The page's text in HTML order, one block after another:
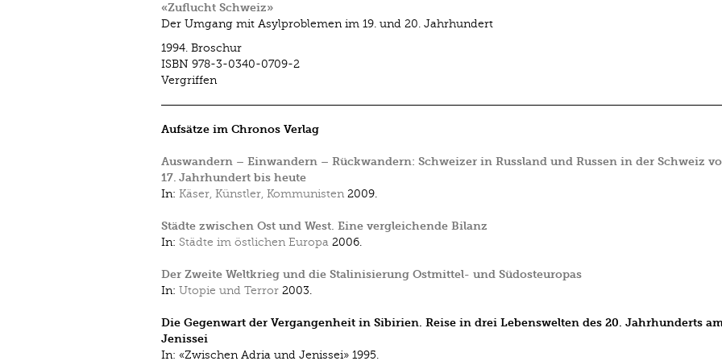
«Zuflucht Schweiz»
Der Umgang mit Asylproblemen im 19. und 20. Jahrhundert
1994. Broschur
ISBN 978-3-0340-0709-2
Vergriffen
Aufsätze im Chronos Verlag
Auswandern – Einwandern – Rückwandern: Schweizer in Russland und Russen in der Schweiz
17. Jahrhundert bis heute
In: Käser, Künstler, Kommunisten 2009.
Städte zwischen Ost und West. Eine vergleichende Bilanz
In: Städte im östlichen Europa 2006.
Der Zweite Weltkrieg und die Stalinisierung Ostmittel- und Südosteuropas
In: Utopie und Terror 2003.
Die Gegenwart der Vergangenheit in Sibirien. Reise in drei Lebenswelten des 20. Jahrhunderts
Jenissei
In: «Zwischen Adria und Jenissei» 1995.